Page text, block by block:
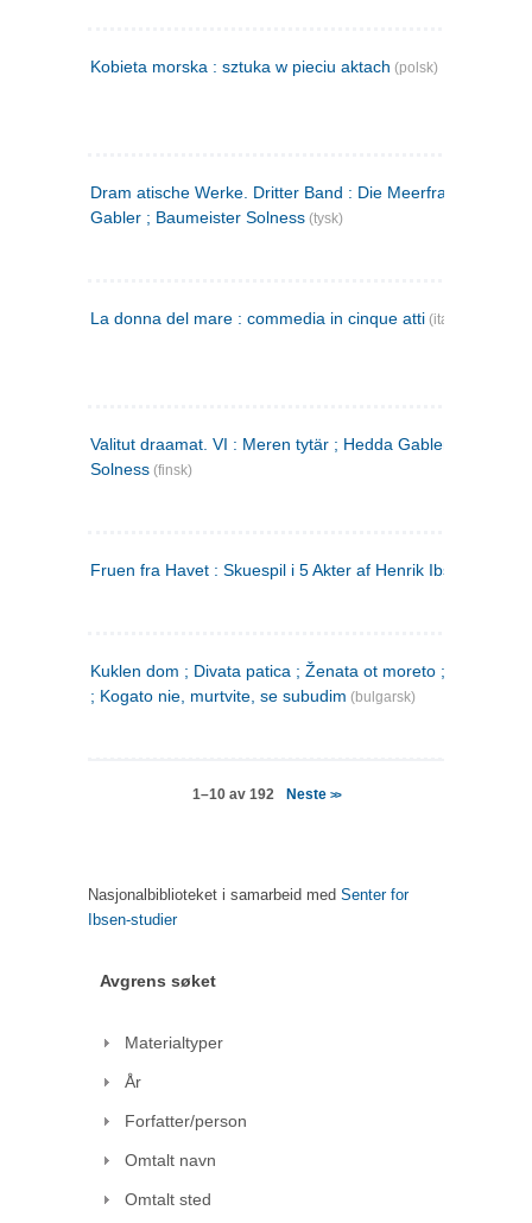
Kobieta morska : sztuka w pieciu aktach (polsk)
Dram atische Werke. Dritter Band : Die Meerfrau ; Hedda
Gabler ; Baumeister Solness (tysk)
La donna del mare : commedia in cinque atti (italiensk)
Valitut draamat. VI : Meren tytär ; Hedda Gabler ;
Solness (finsk)
Fruen fra Havet : Skuespil i 5 Akter af Henrik Ibsen
Kuklen dom ; Divata patica ; Ženata ot moreto ; Malkijat
; Kogato nie, murtvite, se subudim (bulgarsk)
1–10 av 192 Neste >>
Nasjonalbiblioteket i samarbeid med Senter for
Ibsen-studier
Avgrens søket
Materialtyper
År
Forfatter/person
Omtalt navn
Omtalt sted